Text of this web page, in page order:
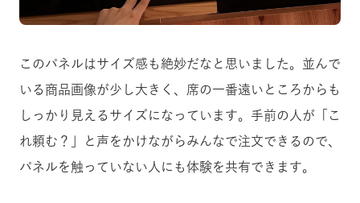
このパネルはサイズ感も絶妙だなと思いました。並んで
いる商品画像が少し大きく、席の一番遠いところからも
しっかり見えるサイズになっています。手前の人が「こ
れ頼む？」と声をかけながらみんなで注文できるので、
パネルを触っていない人にも体験を共有できます。